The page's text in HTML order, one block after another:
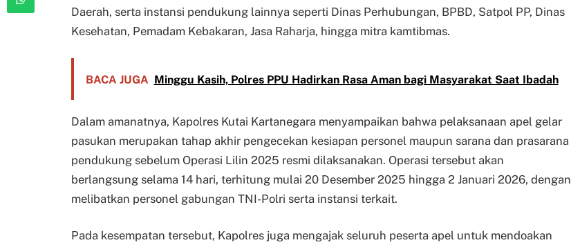
Daerah, serta instansi pendukung lainnya seperti Dinas Perhubungan, BPBD, Satpol PP, Dinas
Kesehatan, Pemadam Kebakaran, Jasa Raharja, hingga mitra kamtibmas.
BACA JUGA Minggu Kasih, Polres PPU Hadirkan Rasa Aman bagi Masyarakat Saat Ibadah
Dalam amanatnya, Kapolres Kutai Kartanegara menyampaikan bahwa pelaksanaan apel gelar
pasukan merupakan tahap akhir pengecekan kesiapan personel maupun sarana dan prasarana
pendukung sebelum Operasi Lilin 2025 resmi dilaksanakan. Operasi tersebut akan
berlangsung selama 14 hari, terhitung mulai 20 Desember 2025 hingga 2 Januari 2026, dengan
melibatkan personel gabungan TNI-Polri serta instansi terkait.
Pada kesempatan tersebut, Kapolres juga mengajak seluruh peserta apel untuk mendoakan